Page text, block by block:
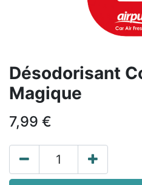
Désodorisant
Magique
7,99 €